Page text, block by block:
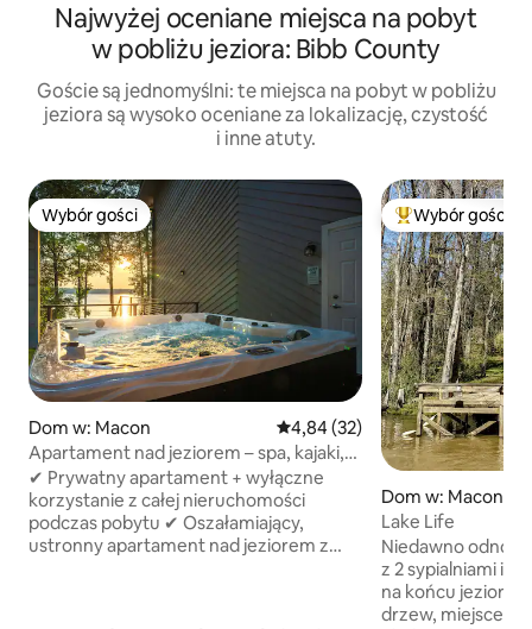
Najwyżej oceniane miejsca na pobyt
w pobliżu jeziora: Bibb County
Goście są jednomyślni: te miejsca na pobyt w pobliżu
jeziora są wysoko oceniane za lokalizację, czystość
i inne atuty.
Wybór gości
Wybór gości
Dom w: Macon Średnia ocena: 4,84 na 5,
4,84 (32)
Apartament nad jeziorem – spa, kajaki,
piłka nożna, palenisko
✔ Prywatny apartament + wyłączne
korzystanie z całej nieruchomości
podczas pobytu ✔ Oszałamiający,
ustronny apartament nad jeziorem z
Wybór gości
Dom w: Macon
Lake Life
Niedawno
z 2 sypialniami i 2
na końcu jeziora
drzew, miejsce